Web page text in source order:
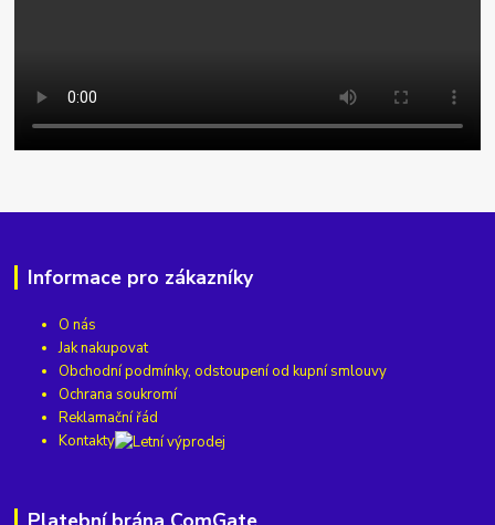
Informace pro zákazníky
O nás
Jak nakupovat
Obchodní podmínky, odstoupení od kupní smlouvy
Ochrana soukromí
Reklamační řád
Kontakty